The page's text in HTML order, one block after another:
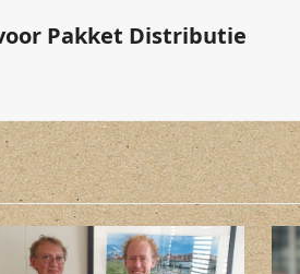
Pakket Distributie